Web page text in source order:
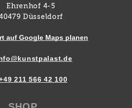
Ehrenhof 4-5
Düsseldorf
auf Google Maps planen
211 566 42 100